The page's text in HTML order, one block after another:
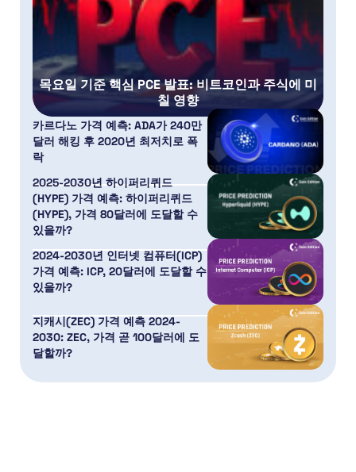
목요일 기준 핵심 PCE 발표: 비트코인과 주식에 미
칠 영향
카르다노 가격 예측: ADA가 240만
달러 해킹 후 2020년 최저치로 폭
락
2025-2030년 하이퍼리퀴드
(HYPE) 가격 예측: 하이퍼리퀴드
(HYPE), 가격 80달러에 도달할 수
있을까?
2024-2030년 인터넷 컴퓨터(ICP)
가격 예측: ICP, 20달러에 도달할 수
있을까?
지캐시(ZEC) 가격 예측 2024-
2030: ZEC, 가격 곧 100달러에 도
달할까?